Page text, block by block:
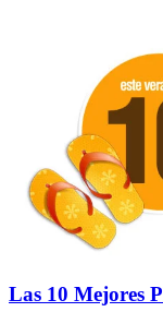
Las 10 Mejores